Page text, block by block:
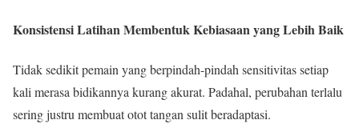
Konsistensi Latihan Membentuk Kebiasaan yang Lebih Baik
Tidak sedikit pemain yang berpindah-pindah sensitivitas setiap
kali merasa bidikannya kurang akurat. Padahal, perubahan terlalu
sering justru membuat otot tangan sulit beradaptasi.